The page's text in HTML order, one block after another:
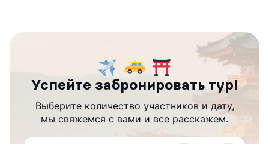
Успейте забронировать тур!
Выберите количество участников и дату,
мы свяжемся с вами и все расскажем.